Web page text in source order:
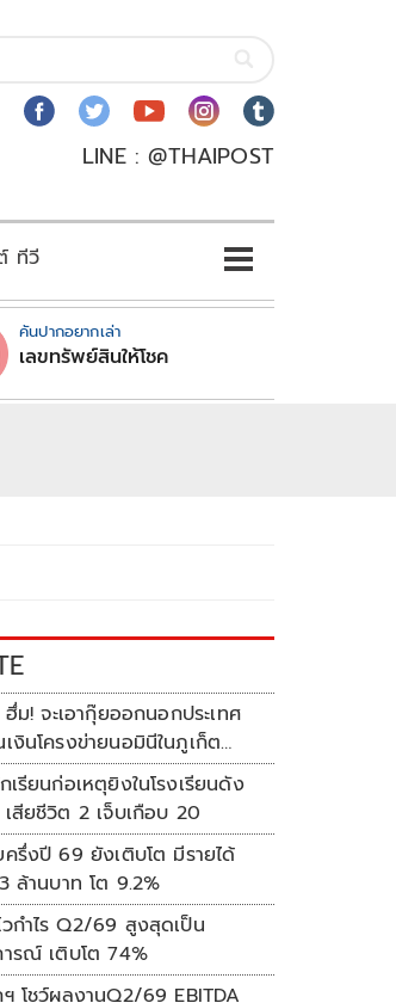
LINE : @THAIPOST
ทีวี
คันปากอยากเล่า
เลขทรัพย์สินให้โชค
งินโครงข่ายนอมินีในภูเก็ต
บริษัท
รียนก่อเหตุยิงในโรงเรียนดัง
สียชีวิต 2 เจ็บเกือบ 20
ครึ่งปี 69 ยังเติบโต มีรายได้
ล้านบาท โต 9.2%
วกำไร Q2/69 สูงสุดเป็น
ารณ์ เติบโต 74%
ฯ โชว์ผลงานQ2/69 EBITDA